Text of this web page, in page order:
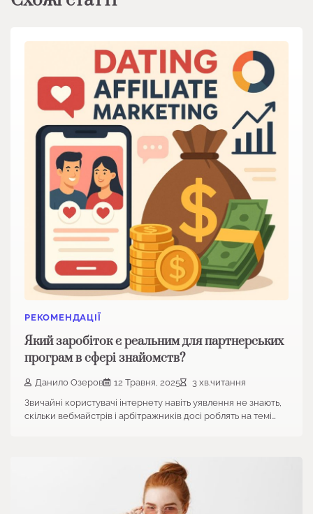
РЕКОМЕНДАЦІЇ
Який заробіток є реальним для партнерських
програм в сфері знайомств?
Данило Озеров 12 Травня, 2025
3 хв.читання
Звичайні користувачі інтернету навіть уявлення не знають,
скільки вебмайстрів і арбітражників досі роблять на темі…